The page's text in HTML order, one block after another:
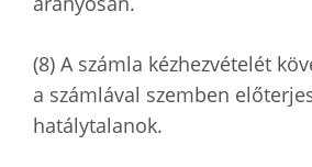
(8) A számla kézhezvételét
a számlával szemben
hatálytalanok.